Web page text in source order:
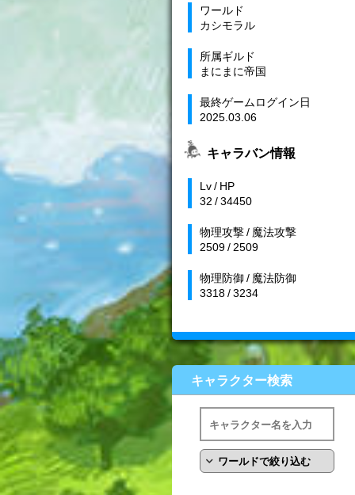
ワールド
カシモラル
所属ギルド
まにまに帝国
最終ゲームログイン日
2025.03.06
キャラバン情報
Lv / HP
32 / 34450
物理攻撃 / 魔法攻撃
2509 / 2509
物理防御 / 魔法防御
3318 / 3234
キャラクター検索